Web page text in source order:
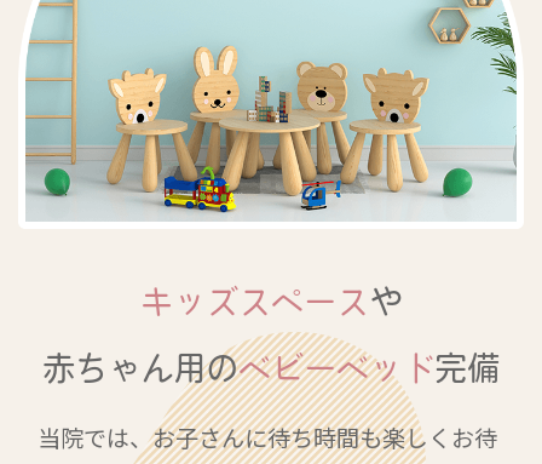
キッズスペース や
赤ちゃん用のベビーベッド完備
当院では、お子さんに待ち時間も楽しくお待